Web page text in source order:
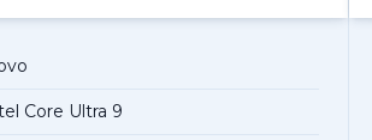
Core Ultra 9